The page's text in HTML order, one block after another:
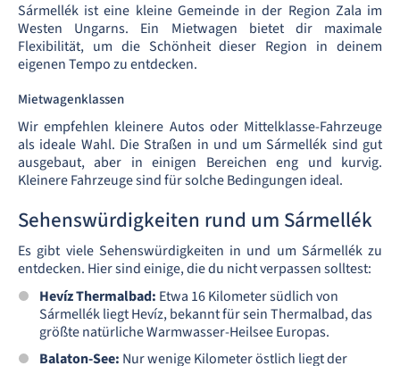
Sármellék ist eine kleine Gemeinde in der Region Zala im
Westen Ungarns. Ein Mietwagen bietet dir maximale
Flexibilität, um die Schönheit dieser Region in deinem
eigenen Tempo zu entdecken.
Mietwagenklassen
Wir empfehlen kleinere Autos oder Mittelklasse-Fahrzeuge
als ideale Wahl. Die Straßen in und um Sármellék sind gut
ausgebaut, aber in einigen Bereichen eng und kurvig.
Kleinere Fahrzeuge sind für solche Bedingungen ideal.
Sehenswürdigkeiten rund um Sármellék
Es gibt viele Sehenswürdigkeiten in und um Sármellék zu
entdecken. Hier sind einige, die du nicht verpassen solltest:
Hevíz Thermalbad: Etwa 16 Kilometer südlich von
Sármellék liegt Hevíz, bekannt für sein Thermalbad, das
größte natürliche Warmwasser-Heilsee Europas.
Balaton-See: Nur wenige Kilometer östlich liegt der